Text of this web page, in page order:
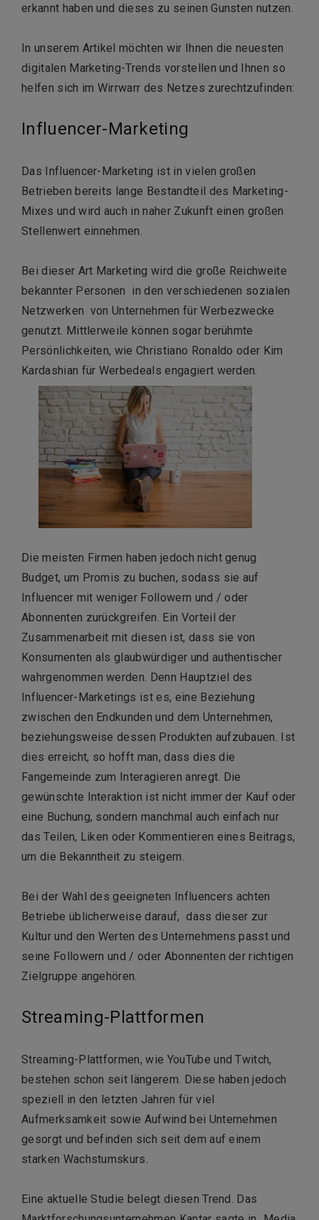
erkannt haben und dieses zu seinen Gunsten nutzen.
In unserem Artikel möchten wir Ihnen die neuesten
digitalen Marketing-Trends vorstellen und Ihnen so
helfen sich im Wirrwarr des Netzes zurechtzufinden:
Influencer-Marketing
Das Influencer-Marketing ist in vielen großen
Betrieben bereits lange Bestandteil des Marketing-
Mixes und wird auch in naher Zukunft einen großen
Stellenwert einnehmen.
Bei dieser Art Marketing wird die große Reichweite
bekannter Personen in den verschiedenen sozialen
Netzwerken von Unternehmen für Werbezwecke
genutzt. Mittlerweile können sogar berühmte
Persönlichkeiten, wie Christiano Ronaldo oder Kim
Kardashian für Werbedeals engagiert werden.
Die meisten Firmen haben jedoch nicht genug
Budget, um Promis zu buchen, sodass sie auf
Influencer mit weniger Followern und / oder
Abonnenten zurückgreifen. Ein Vorteil der
Zusammenarbeit mit diesen ist, dass sie von
Konsumenten als glaubwürdiger und authentischer
wahrgenommen werden. Denn Hauptziel des
Influencer-Marketings ist es, eine Beziehung
zwischen den Endkunden und dem Unternehmen,
beziehungsweise dessen Produkten aufzubauen. Ist
dies erreicht, so hofft man, dass dies die
Fangemeinde zum Interagieren anregt. Die
gewünschte Interaktion ist nicht immer der Kauf oder
eine Buchung, sondern manchmal auch einfach nur
das Teilen, Liken oder Kommentieren eines Beitrags,
um die Bekanntheit zu steigern.
Bei der Wahl des geeigneten Influencers achten
Betriebe üblicherweise darauf, dass dieser zur
Kultur und den Werten des Unternehmens passt und
seine Followern und / oder Abonnenten der richtigen
Zielgruppe angehören.
Streaming-Plattformen
Streaming-Plattformen, wie YouTube und Twitch,
bestehen schon seit längerem. Diese haben jedoch
speziell in den letzten Jahren für viel
Aufmerksamkeit sowie Aufwind bei Unternehmen
gesorgt und befinden sich seit dem auf einem
starken Wachstumskurs.
Eine aktuelle Studie belegt diesen Trend. Das